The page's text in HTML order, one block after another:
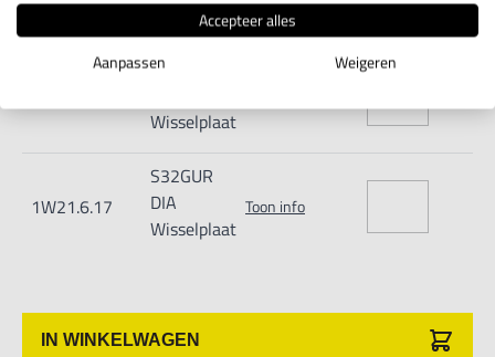
Wisselplaat
S32GUR
Wisselplaat
1W21.6.17
S32GUR
DIA
Wisselplaat
Toon info
IN WINKELWAGEN
Accepteer alles
Aanpassen
Weigeren